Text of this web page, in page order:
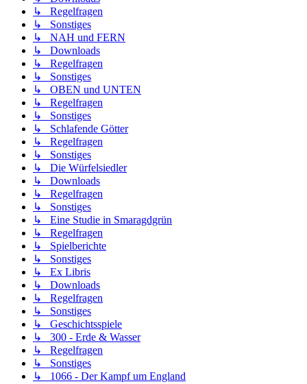
↳ Regelfragen
↳ Sonstiges
↳ NAH und FERN
↳ Downloads
↳ Regelfragen
↳ Sonstiges
↳ OBEN und UNTEN
↳ Regelfragen
↳ Sonstiges
↳ Schlafende Götter
↳ Regelfragen
↳ Sonstiges
↳ Die Würfelsiedler
↳ Downloads
↳ Regelfragen
↳ Sonstiges
↳ Eine Studie in Smaragdgrün
↳ Regelfragen
↳ Spielberichte
↳ Sonstiges
↳ Ex Libris
↳ Downloads
↳ Regelfragen
↳ Sonstiges
↳ Geschichtsspiele
↳ 300 - Erde & Wasser
↳ Regelfragen
↳ Sonstiges
↳ 1066 - Der Kampf um England